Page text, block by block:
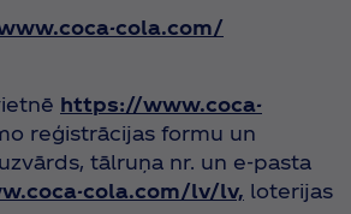
cola.com/
https://www.coca-
reģistrācijas formu un
tālruņa nr. un e-pasta
cola.com/lv/lv, loterijas